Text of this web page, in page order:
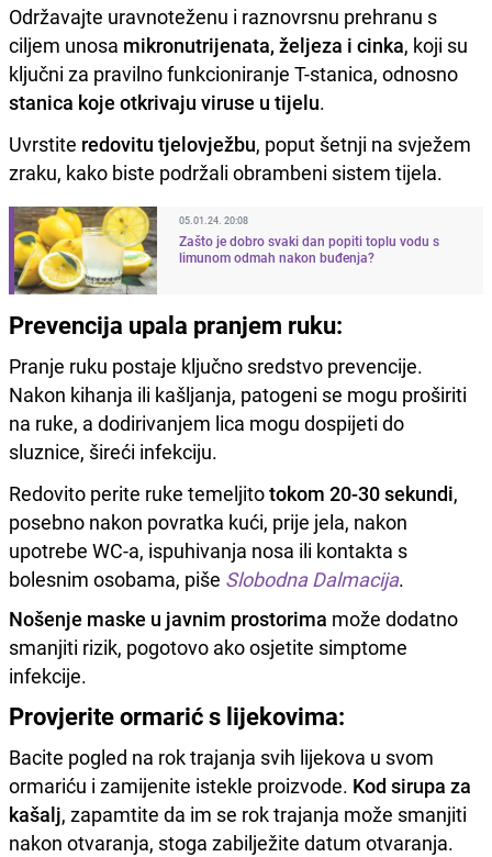
Održavajte uravnoteženu i raznovrsnu prehranu s
ciljem unosa mikronutrijenata, željeza i cinka, koji su
ključni za pravilno funkcioniranje T-stanica, odnosno
stanica koje otkrivaju viruse u tijelu.
Uvrstite redovitu tjelovježbu, poput šetnji na svježem
zraku, kako biste podržali obrambeni sistem tijela.
05.01.24. 20:08
Zašto je dobro svaki dan popiti toplu vodu s
limunom odmah nakon buđenja?
Prevencija upala pranjem ruku:
Pranje ruku postaje ključno sredstvo prevencije.
Nakon kihanja ili kašljanja, patogeni se mogu proširiti
na ruke, a dodirivanjem lica mogu dospijeti do
sluznice, šireći infekciju.
Redovito perite ruke temeljitotokom 20-30 sekundi,
posebno nakon povratka kući, prije jela, nakon
upotrebe WC-a, ispuhivanja nosa ili kontakta s
bolesnim osobama, piše Slobodna Dalmacija.
Nošenje maske u javnim prostorima može dodatno
smanjiti rizik, pogotovo ako osjetite simptome
infekcije.
Provjerite ormarić s lijekovima:
Bacite pogled na rok trajanja svih lijekova u svom
ormariću i zamijenite istekle proizvode. Kod sirupa za
kašalj, zapamtite da im se rok trajanja može smanjiti
nakon otvaranja, stoga zabilježite datum otvaranja.